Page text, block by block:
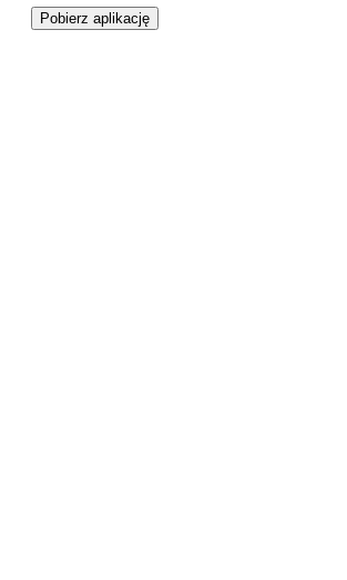
Pobierz aplikację